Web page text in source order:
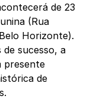
de 23
(Rua
Horizonte).
sucesso, a
presente
de